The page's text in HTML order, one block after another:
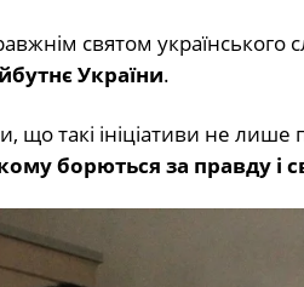
святом українського
України.
що такі ініціативи не лише
борються за правду і